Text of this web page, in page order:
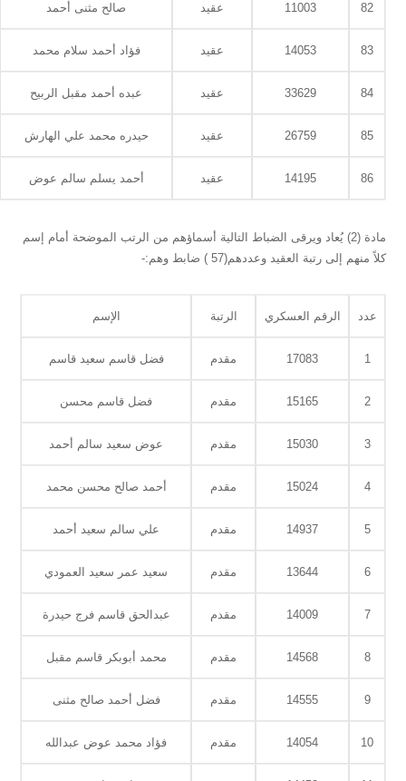
82
11003 عقيد صالح مثنى أحمد
83
14053 عقيد فؤاد أحمد سلام محمد
84
33629 عقيد عبده أحمد مقبل الربيح
85
26759 عقيد حيدره محمد علي الهارش
86
14195 عقيد أحمد يسلم سالم عوض
مادة (2) يُعاد ويرقى الضباط التالية أسماؤهم من الرتب الموضحة أمام إسم
كلاً منهم إلى رتبة العقيد وعددهم(57 ) ضابط وهم:-
عدد الرقم العسكري الرتبة الإسم
1
17083 مقدم فضل قاسم سعيد قاسم
2
15165 مقدم فضل قاسم محسن
3
15030 مقدم عوض سعيد سالم أحمد
4
15024 مقدم أحمد صالح محسن محمد
5
14937 مقدم علي سالم سعيد أحمد
6
13644 مقدم سعيد عمر سعيد العمودي
7
14009 مقدم عبدالحق قاسم فرج حيدرة
8
14568 مقدم محمد أبوبكر قاسم مقبل
9
14555 مقدم فضل أحمد صالح مثنى
10
14054 مقدم فؤاد محمد عوض عبدالله